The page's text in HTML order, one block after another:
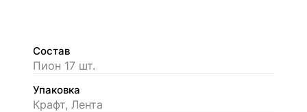
Состав
Пион 17 шт.
Упаковка
Крафт, Лента